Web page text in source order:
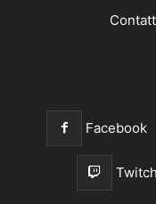
Facebook
Twitch